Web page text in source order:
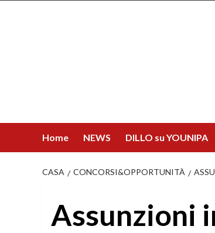
Home NEWS DILLO su YOUNIPA
CASA CONCORSI&OPPORTUNITÀ
Assunzioni